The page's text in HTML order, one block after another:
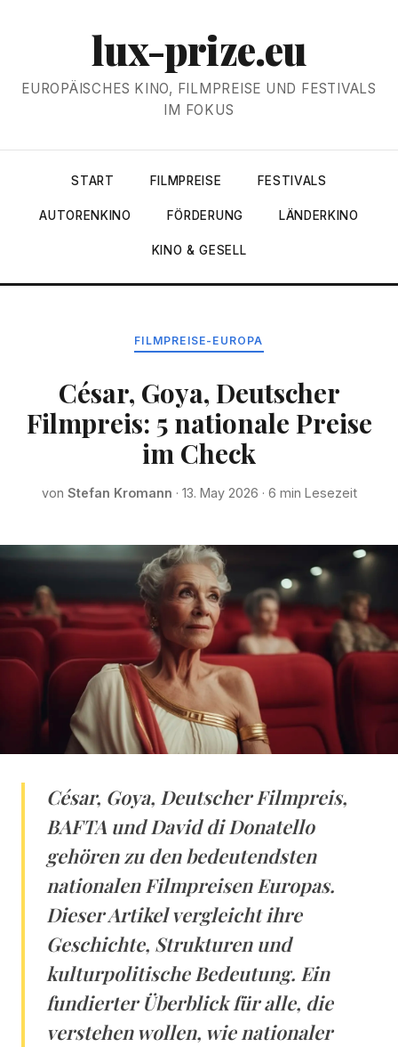
lux-prize.eu
EUROPÄISCHES KINO, FILMPREISE UND FESTIVALS
IM FOKUS
START FILMPREISE FESTIVALS
AUTORENKINO FÖRDERUNG LÄNDERKINO
KINO & GESELL
FILMPREISE-EUROPA
César, Goya, Deutscher
Filmpreis: 5 nationale Preise
im Check
von Stefan Kromann · 13. May 2026 · 6 min Lesezeit
César, Goya, Deutscher Filmpreis,
BAFTA und David di Donatello
gehören zu den bedeutendsten
nationalen Filmpreisen Europas.
Dieser Artikel vergleicht ihre
Geschichte, Strukturen und
kulturpolitische Bedeutung. Ein
fundierter Überblick für alle, die
verstehen wollen, wie nationaler